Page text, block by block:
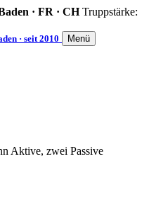
· FR · CH Truppstärke:
· seit 2010 Menü
Aktive, zwei Passive